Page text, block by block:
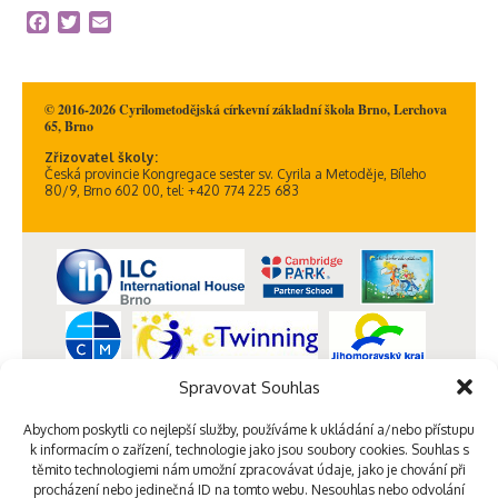
Spravovat Souhlas
Abychom poskytli co nejlepší služby, používáme k ukládání a/nebo přístupu
k informacím o zařízení, technologie jako jsou soubory cookies. Souhlas s
těmito technologiemi nám umožní zpracovávat údaje, jako je chování při
procházení nebo jedinečná ID na tomto webu. Nesouhlas nebo odvolání
Facebook
Twitter
© 2016-2026 Cyrilometodějská církevní základní škola Brno, Lerchova
65, Brno
Zřizovatel školy:
Česká provincie Kongregace sester sv. Cyrila a Metoděje, Bíleho
80/9, Brno 602 00, tel: +420 774 225 683